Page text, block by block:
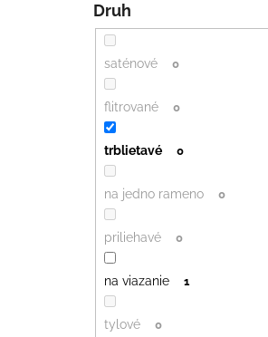
Druh
saténové 0
flitrované 0
trblietavé 0
na jedno rameno 0
priliehavé 0
na viazanie 1
tylové 0